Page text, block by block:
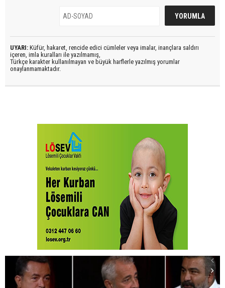
UYARI: Küfür, hakaret, rencide edici cümleler veya imalar, inançlara saldırı
içeren, imla kuralları ile yazılmamış,
Türkçe karakter kullanılmayan ve büyük harflerle yazılmış yorumlar
onaylanmamaktadır.